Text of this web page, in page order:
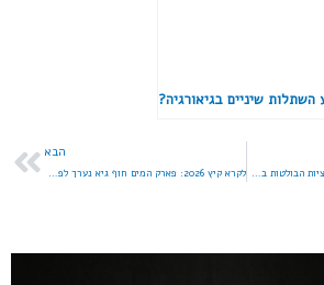
שיניים בגיאורגיה?
כך הפך חוף גיא לאחת האטרקציות הבולטות באזור הכנרת
הבא
לקרא קיץ 2026: פארק המים חוף גיא נערך לפתיחת העונה